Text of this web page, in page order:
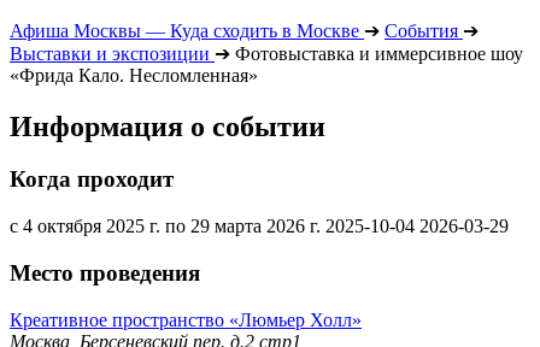
Афиша Москвы — Куда сходить в Москве ➔ События ➔
Выставки и экспозиции ➔ Фотовыставка и иммерсивное шоу
«Фрида Кало. Несломленная»
Информация о событии
Когда проходит
с 4 октября 2025 г. по 29 марта 2026 г. 2025-10-04 2026-03-29
Место проведения
Креативное пространство «Люмьер Холл»
Москва, Берсеневский пер. д.2 стр1